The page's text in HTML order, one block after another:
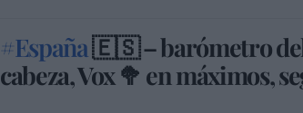
#España🇪🇸 – barómetro del
cabeza, Vox 🥦 en máximos,